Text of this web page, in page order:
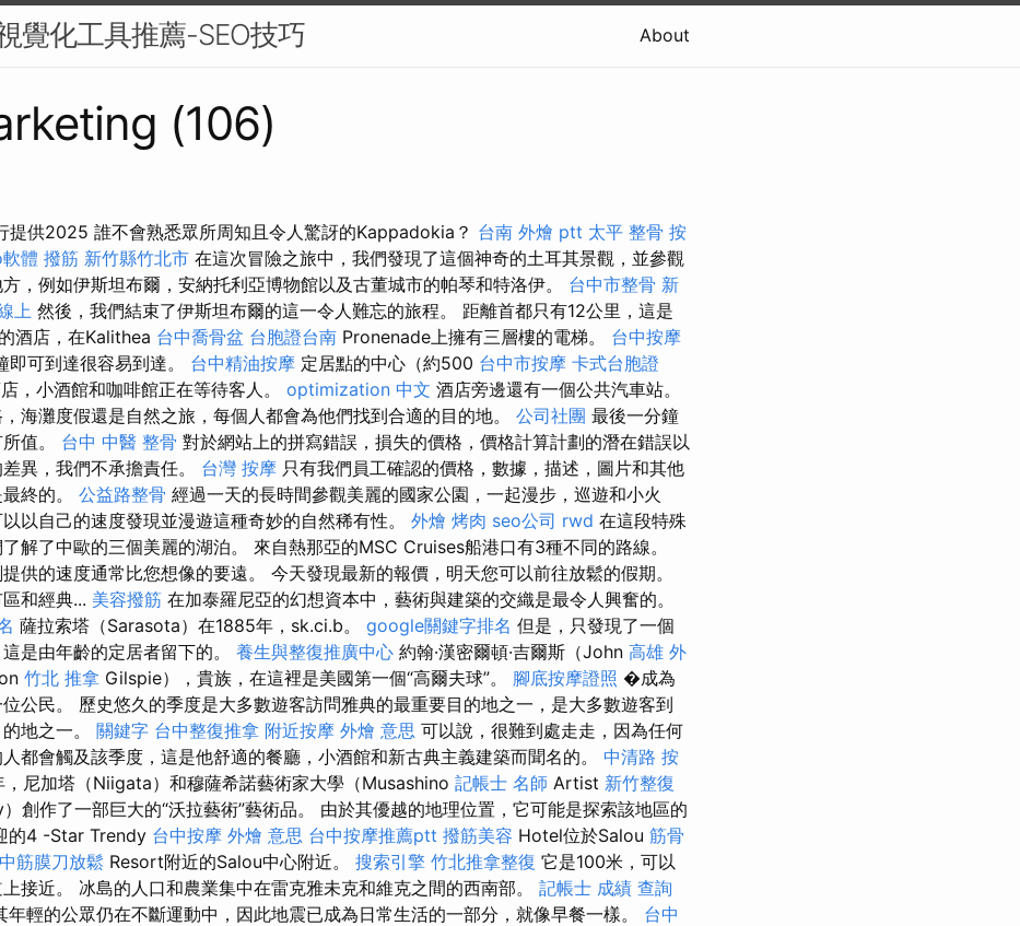
覺化工具推薦-SEO技巧 About
(106)
提供2025 誰不會熟悉眾所周知且令人驚訝的Kappadokia？ 台南 外燴 ptt 太平 整骨 按
體 撥筋 新竹縣竹北市 在這次冒險之旅中，我們發現了這個神奇的土耳其景觀，並參觀
，例如伊斯坦布爾，安納托利亞博物館以及古董城市的帕琴和特洛伊。 台中市整骨 新
上 然後，我們結束了伊斯坦布爾的這一令人難忘的旅程。 距離首都只有12公里，這是
酒店，在Kalithea 台中喬骨盆 台胞證台南 Pronenade上擁有三層樓的電梯。 台中按摩
即可到達很容易到達。 台中精油按摩 定居點的中心（約500 台中市按摩 卡式台胞證
，小酒館和咖啡館正在等待客人。 optimization 中文 酒店旁邊還有一個公共汽車站。
海灘度假還是自然之旅，每個人都會為他們找到合適的目的地。 公司社團 最後一分鐘
值。 台中 中醫 整骨 對於網站上的拼寫錯誤，損失的價格，價格計算計劃的潛在錯誤以
異，我們不承擔責任。 台灣 按摩 只有我們員工確認的價格，數據，描述，圖片和其他
終的。 公益路整骨 經過一天的長時間參觀美麗的國家公園，一起漫步，巡遊和小火
以自己的速度發現並漫遊這種奇妙的自然稀有性。 外燴 烤肉 seo公司 rwd 在這段特殊
解了中歐的三個美麗的湖泊。 來自熱那亞的MSC Cruises船港口有3種不同的路線。
供的速度通常比您想像的要遠。 今天發現最新的報價，明天您可以前往放鬆的假期。
和經典... 美容撥筋 在加泰羅尼亞的幻想資本中，藝術與建築的交織是最令人興奮的。
薩拉索塔（Sarasota）在1885年，sk.ci.b。 google關鍵字排名 但是，只發現了一個
是由年齡的定居者留下的。 養生與整復推廣中心 約翰·漢密爾頓·吉爾斯（John 高雄 外
竹北 推拿 Gilspie），貴族，在這裡是美國第一個“高爾夫球”。 腳底按摩證照 �成為
公民。 歷史悠久的季度是大多數遊客訪問雅典的最重要目的地之一，是大多數遊客到
地之一。 關鍵字 台中整復推拿 附近按摩 外燴 意思 可以說，很難到處走走，因為任何
都會觸及該季度，這是他舒適的餐廳，小酒館和新古典主義建築而聞名的。 中清路 按
尼加塔（Niigata）和穆薩希諾藝術家大學（Musashino 記帳士 名師 Artist 新竹整復
創作了一部巨大的“沃拉藝術”藝術品。 由於其優越的地理位置，它可能是探索該地區的
的4 -Star Trendy 台中按摩 外燴 意思 台中按摩推薦ptt 撥筋美容 Hotel位於Salou 筋骨
筋膜刀放鬆 Resort附近的Salou中心附近。 搜索引擎 竹北推拿整復 它是100米，可以
接近。 冰島的人口和農業集中在雷克雅未克和維克之間的西南部。 記帳士 成績 查詢
年輕的公眾仍在不斷運動中，因此地震已成為日常生活的一部分，就像早餐一樣。 台中